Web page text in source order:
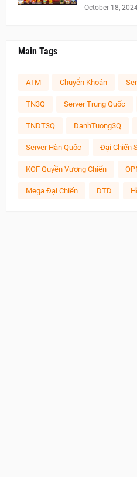
October 18,
Main Tags
ATM Chuyển Khoản
TN3Q Server Trung Quốc
TNDT3Q DanhTuong3Q
Server Hàn Quốc Đại Chiến
KOF Quyền Vương Chiến
Mega Đại Chiến DTD